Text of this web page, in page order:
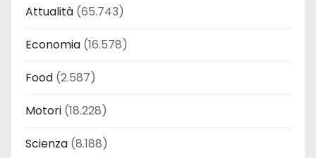
Attualità (65.743)
Economia (16.578)
Food (2.587)
Motori (18.228)
Scienza (8.188)